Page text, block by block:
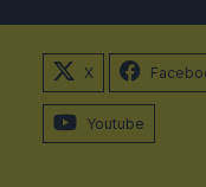
X
Youtube